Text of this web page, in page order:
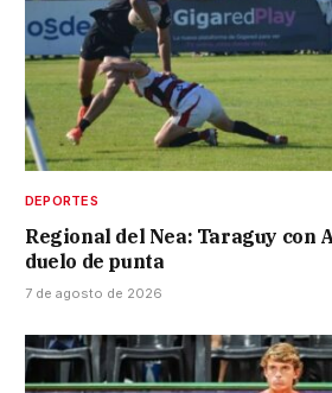
DEPORTES
Regional del Nea: Taraguy con
duelo de punta
7 de agosto de 2026